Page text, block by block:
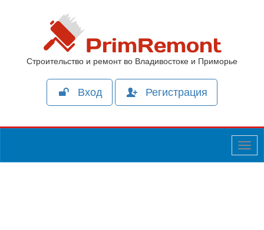
Строительство и ремонт во Владивостоке и Приморье
Вход Регистрация